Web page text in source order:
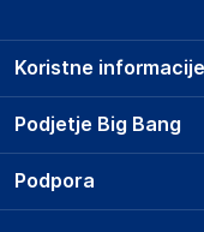
Podjetje Big Bang
O podjetju
Koristne informacije
Prodajna mesta
Storitve
Dostava, vnos in
Podpora